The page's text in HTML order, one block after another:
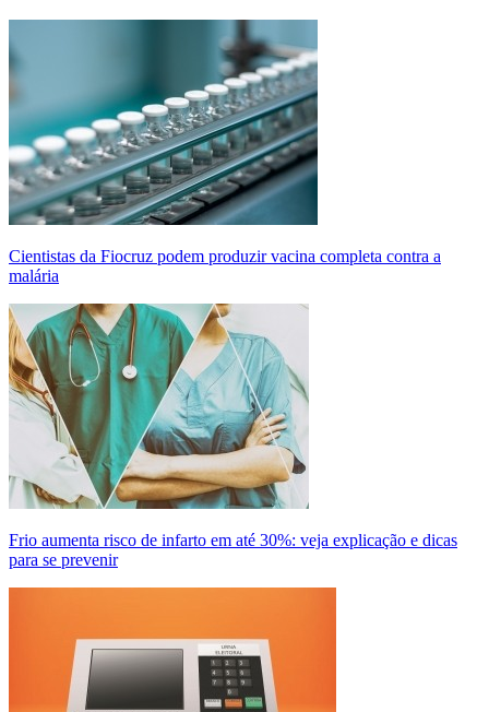
Cientistas da Fiocruz podem produzir vacina completa contra a
malária
Frio aumenta risco de infarto em até 30%: veja explicação e dicas
para se prevenir